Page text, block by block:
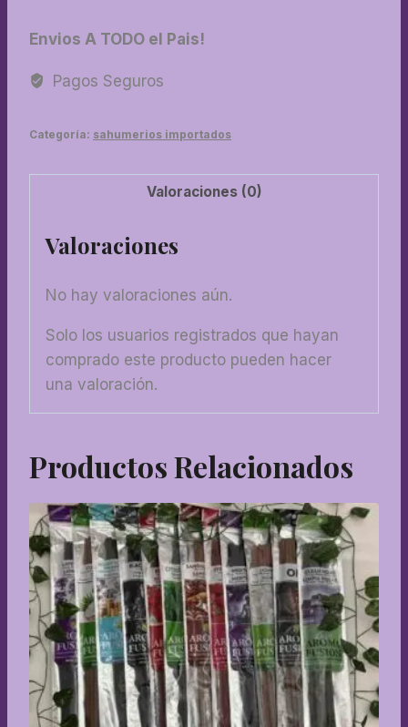
Premium
Envios A TODO el Pais!
Pagos Seguros
Categoría: sahumerios importados
Valoraciones (0)
Valoraciones
No hay valoraciones aún.
Solo los usuarios registrados que hayan
comprado este producto pueden hacer
una valoración.
Productos Relacionados